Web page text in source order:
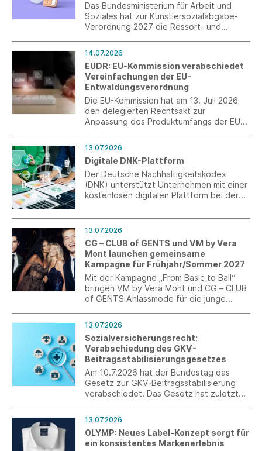
Das Bundesministerium für Arbeit und
Soziales hat zur Künstlersozialabgabe-
Verordnung 2027 die Ressort- und
der Abgabesatz zur
Künstlersozialversicherung 5,0 Prozent
betragen.
14.07.2026
EUDR: EU-Kommission verabschiedet
Vereinfachungen der EU-
Entwaldungsverordnung
Die EU-Kommission hat am 13. Juli 2026
den delegierten Rechtsakt zur
Anpassung des Produktumfangs der EU-
werden insbesondere der
Anwendungsbereich präzisiert und
bürokratische Belastungen für
Unternehmen reduziert.
13.07.2026
Digitale DNK-Plattform
Der Deutsche Nachhaltigkeitskodex
(DNK) unterstützt Unternehmen mit einer
kostenlosen digitalen Plattform bei der
nach ESRS und VSME – vom ersten Schritt
bis zum fertigen Bericht.
13.07.2026
CG – CLUB of GENTS und VM by Vera
Mont launchen gemeinsame
Kampagne für Frühjahr/Sommer 2027
Mit der Kampagne „From Basic to Ball“
bringen VM by Vera Mont und CG – CLUB
of GENTS Anlassmode für die junge
perfekt abgestimmte Couple-Outfits.
13.07.2026
Sozialversicherungsrecht:
Verabschiedung des GKV-
Beitragsstabilisierungsgesetzes
Am 10.7.2026 hat der Bundestag das
Gesetz zur GKV-Beitragsstabilisierung
verabschiedet. Das Gesetz hat zuletzt
Bundesrat beraten und verabschiedet.
13.07.2026
OLYMP: Neues Label-Konzept sorgt für
ein konsistentes Markenerlebnis